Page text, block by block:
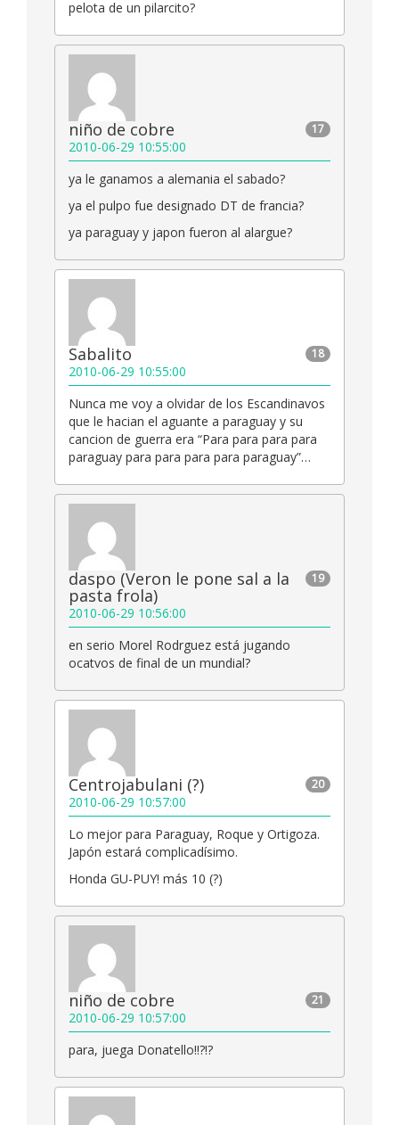
pelota de un pilarcito?
17
niño de cobre
2010-06-29 10:55:00
ya le ganamos a alemania el sabado?
ya el pulpo fue designado DT de francia?
ya paraguay y japon fueron al alargue?
18
Sabalito
2010-06-29 10:55:00
Nunca me voy a olvidar de los Escandinavos
que le hacian el aguante a paraguay y su
cancion de guerra era “Para para para para
paraguay para para para para paraguay”…
19
daspo (Veron le pone sal a la
pasta frola)
2010-06-29 10:56:00
en serio Morel Rodrguez está jugando
ocatvos de final de un mundial?
20
Centrojabulani (?)
2010-06-29 10:57:00
Lo mejor para Paraguay, Roque y Ortigoza.
Japón estará complicadísimo.
Honda GU-PUY! más 10 (?)
21
niño de cobre
2010-06-29 10:57:00
para, juega Donatello!!?!?